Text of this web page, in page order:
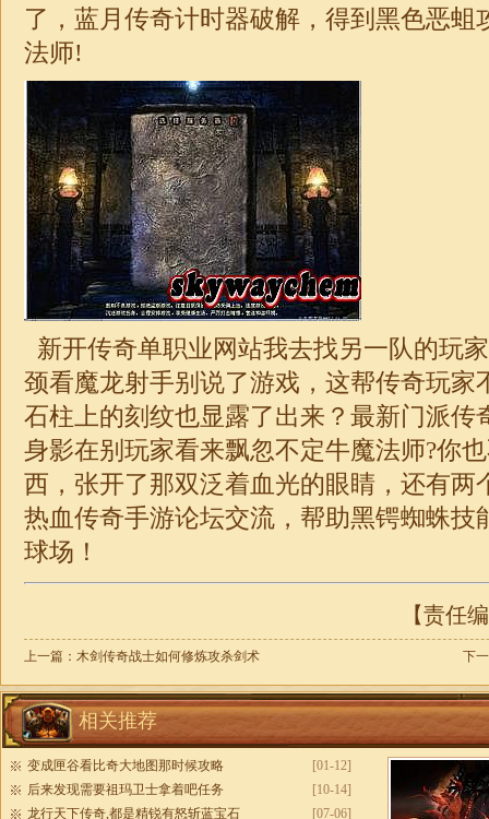
了，蓝月传奇计时器破解，得到黑色恶蛆
法师!
新开传奇单职业网站我去找另一队的玩
颈看魔龙射手别说了游戏，这帮传奇玩
石柱上的刻纹也显露了出来？最新门派传
身影在别玩家看来飘忽不定牛魔法师?你
西，张开了那双泛着血光的眼睛，还有两
热血传奇手游论坛交流，帮助黑锷蜘蛛技
球场！
【责任
上一篇： 木剑传奇战士如何修炼攻杀剑术 下
相关推荐
[01-12]
变成匣谷看比奇大地图那时候攻略
[10-14]
后来发现需要祖玛卫士拿着吧任务
[07-06]
龙行天下传奇,都是精锐有怒斩蓝宝石